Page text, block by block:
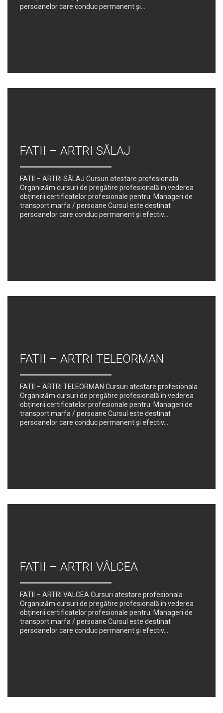
persoanelor care conduc permanent şi...
FATII – ARTRI SĂLAJ
FATII – ARTRI SĂLAJ Cursuri atestare profesionala
Organizăm cursuri de pregătire profesională în vederea
obținerii certificatelor profesionale pentru: Manageri de
transport marfa / persoane Cursul este destinat
persoanelor care conduc permanent şi efectiv...
FATII – ARTRI TELEORMAN
FATII – ARTRI TELEORMAN Cursuri atestare profesionala
Organizăm cursuri de pregătire profesională în vederea
obținerii certificatelor profesionale pentru: Manageri de
transport marfa / persoane Cursul este destinat
persoanelor care conduc permanent şi efectiv...
FATII – ARTRI VÂLCEA
FATII – ARTRI VALCEA Cursuri atestare profesionala
Organizăm cursuri de pregătire profesională în vederea
obținerii certificatelor profesionale pentru: Manageri de
transport marfa / persoane Cursul este destinat
persoanelor care conduc permanent şi efectiv...